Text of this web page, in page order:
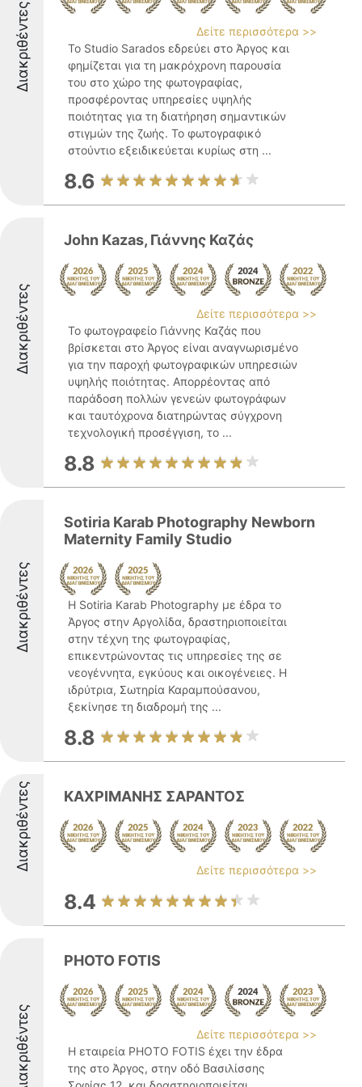
Διακριθέντες
Δείτε περισσότερα >>
Το Studio Sarados εδρεύει στο Άργος και
φημίζεται για τη μακρόχρονη παρουσία
του στο χώρο της φωτογραφίας,
προσφέροντας υπηρεσίες υψηλής
ποιότητας για τη διατήρηση σημαντικών
στιγμών της ζωής. Το φωτογραφικό
στούντιο εξειδικεύεται κυρίως στη ...
8.6
Διακριθέντες
John Kazas, Γιάννης Καζάς
Δείτε περισσότερα >>
Το φωτογραφείο Γιάννης Καζάς που
βρίσκεται στο Άργος είναι αναγνωρισμένο
για την παροχή φωτογραφικών υπηρεσιών
υψηλής ποιότητας. Απορρέοντας από
παράδοση πολλών γενεών φωτογράφων
και ταυτόχρονα διατηρώντας σύγχρονη
τεχνολογική προσέγγιση, το ...
8.8
Διακριθέντες
Sotiria Karab Photography Newborn
Maternity Family Studio
Η Sotiria Karab Photography με έδρα το
Άργος στην Αργολίδα, δραστηριοποιείται
στην τέχνη της φωτογραφίας,
επικεντρώνοντας τις υπηρεσίες της σε
νεογέννητα, εγκύους και οικογένειες. Η
ιδρύτρια, Σωτηρία Καραμπούσανου,
ξεκίνησε τη διαδρομή της ...
8.8
Διακριθέντες ΚΑΧΡΙΜΑΝΗΣ ΣΑΡΑΝΤΟΣ
Δείτε περισσότερα >>
8.4
Διακριθέντες
PHOTO FOTIS
Δείτε περισσότερα >>
Η εταιρεία PHOTO FOTIS έχει την έδρα
της στο Άργος, στην οδό Βασιλίσσης